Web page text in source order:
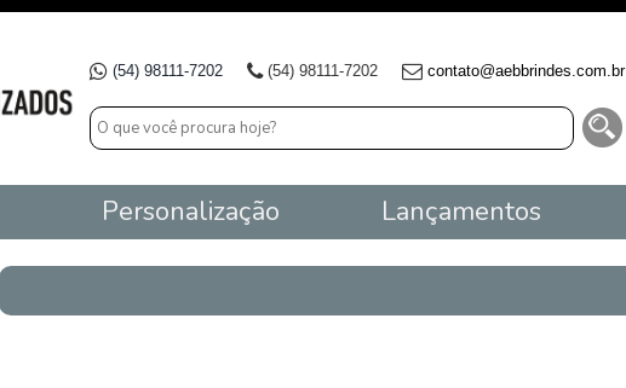
(54) 98111-7202 (54) 98111-7202 contato@aebbrindes.com.br
Personalização Lançamentos